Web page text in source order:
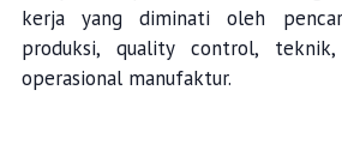
kerja yang diminati oleh
produksi, quality control, teknik,
operasional manufaktur.